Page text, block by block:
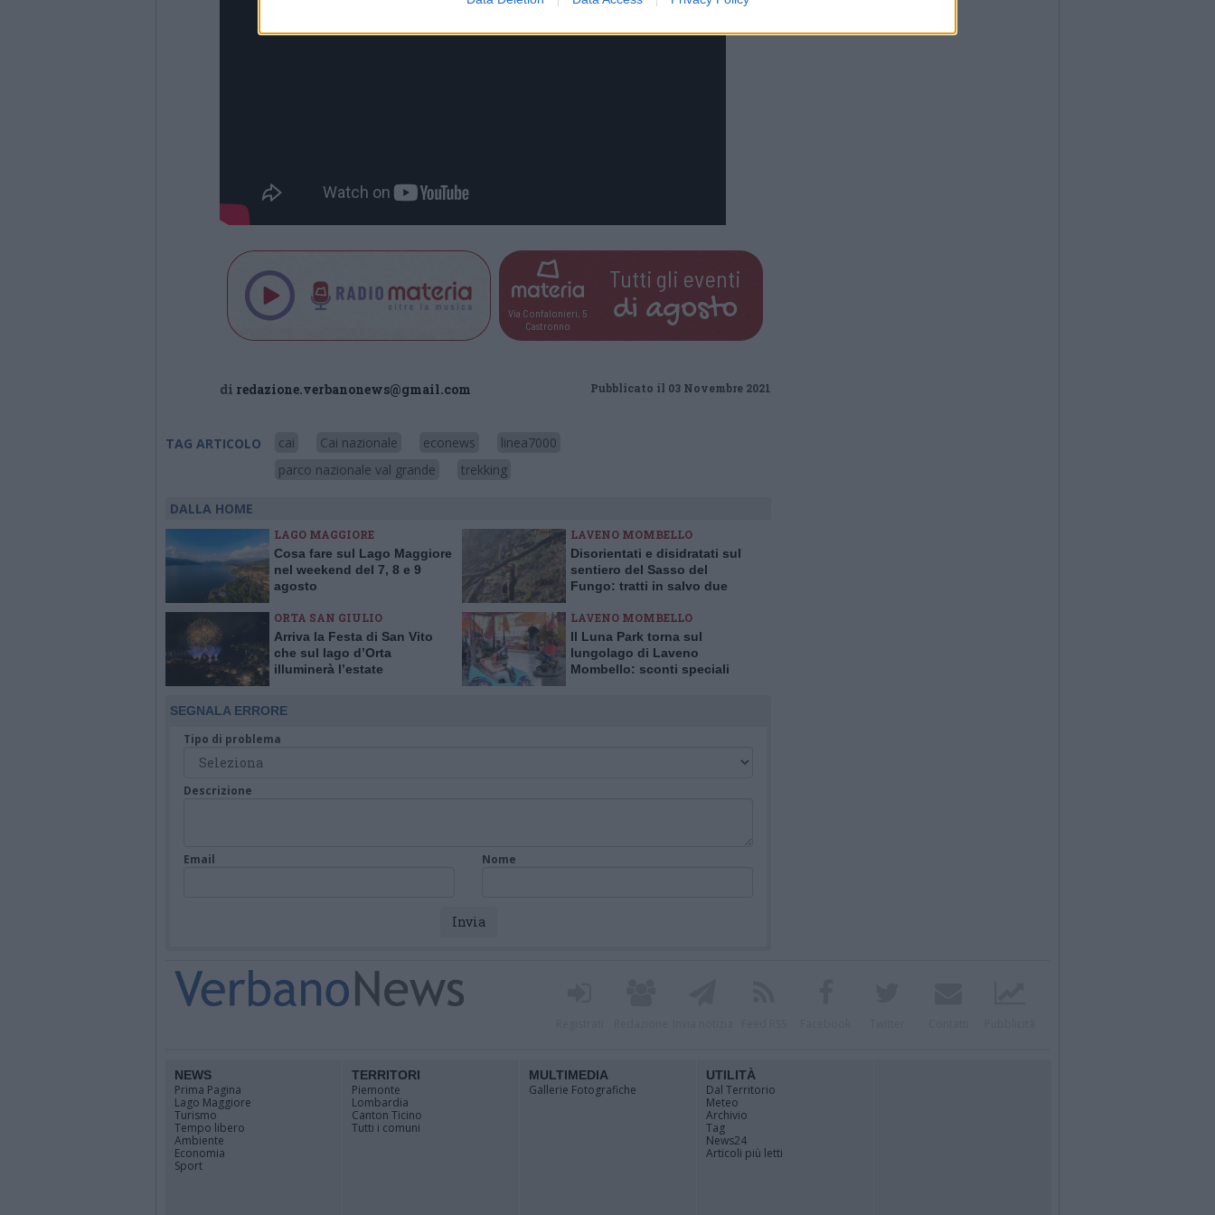
Via Confalonieri, 5
Castronno
Tutti gli eventi
di agosto
di redazione.verbanonews@gmail.com Pubblicato il 03 Novembre 2021
TAG ARTICOLO cai Cai nazionale econews
linea7000
parco nazionale val grande
trekking
DALLA HOME
LAGO MAGGIORE
Cosa fare sul Lago Maggiore
nel weekend del 7, 8 e 9
agosto
LAVENO MOMBELLO
Disorientati e disidratati sul
sentiero del Sasso del
Fungo: tratti in salvo due
ORTA SAN GIULIO
Arriva la Festa di San Vito
che sul lago d’Orta
illuminerà l’estate
LAVENO MOMBELLO
Il Luna Park torna sul
lungolago di Laveno
Mombello: sconti speciali
SEGNALA ERRORE
Tipo di problema
Descrizione
Email Nome
NEWS
Prima Pagina
Lago Maggiore
Turismo
Tempo libero
Ambiente
Economia
Sport
TERRITORI
Piemonte
Lombardia
Canton Ticino
Tutti i comuni
MULTIMEDIA
Gallerie Fotografiche
UTILITÀ
Dal Territorio
Meteo
Archivio
Tag
News24
Articoli più letti